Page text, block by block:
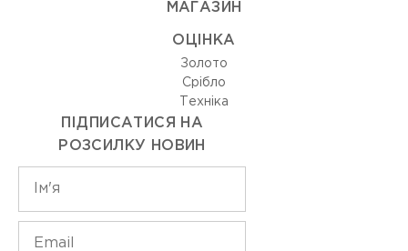
МАГАЗИН
ОЦIНКА
Золото
Срiбло
Технiка
ПІДПИСАТИСЯ НА
РОЗСИЛКУ НОВИН